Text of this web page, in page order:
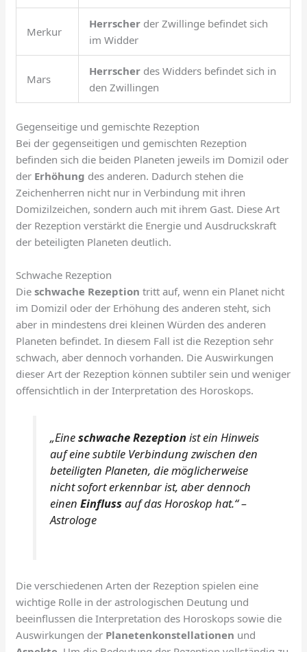
Merkur
Herrscher der Zwillinge befindet sich
im Widder
Mars
Herrscher des Widders befindet sich in
den Zwillingen
Gegenseitige und gemischte Rezeption
Bei der gegenseitigen und gemischten Rezeption
befinden sich die beiden Planeten jeweils im Domizil oder
der Erhöhung des anderen. Dadurch stehen die
Zeichenherren nicht nur in Verbindung mit ihren
Domizilzeichen, sondern auch mit ihrem Gast. Diese Art
der Rezeption verstärkt die Energie und Ausdruckskraft
der beteiligten Planeten deutlich.
Schwache Rezeption
Dieschwache Rezeption tritt auf, wenn ein Planet nicht
im Domizil oder der Erhöhung des anderen steht, sich
aber in mindestens drei kleinen Würden des anderen
Planeten befindet. In diesem Fall ist die Rezeption sehr
schwach, aber dennoch vorhanden. Die Auswirkungen
dieser Art der Rezeption können subtiler sein und weniger
offensichtlich in der Interpretation des Horoskops.
„Eineschwache Rezeption ist ein Hinweis
auf eine subtile Verbindung zwischen den
beteiligten Planeten, die möglicherweise
nicht sofort erkennbar ist, aber dennoch
einen Einflussauf das Horoskop hat.“ –
Astrologe
Die verschiedenen Arten der Rezeption spielen eine
wichtige Rolle in der astrologischen Deutung und
beeinflussen die Interpretation des Horoskops sowie die
Auswirkungen der Planetenkonstellationen und